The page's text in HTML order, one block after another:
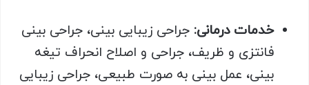
خدمات درمانی: جراحی زیبایی بینی، جراحی بینی
فانتزی و ظریف، جراحی و اصلاح انحراف تیغه
بینی، عمل بینی به صورت طبیعی، جراحی زیبایی